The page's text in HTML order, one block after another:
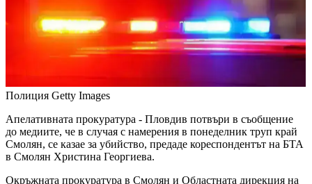
Полиция Getty Images
Апелативната прокуратура - Пловдив потвъри в съобщение
до медиите, че в случая с намерения в понеделник труп край
Смолян, се казае за убийство, предаде кореспондентът на БТА
в Смолян Христина Георгиева.
Окръжната прокуратура в Смолян и Областната дирекция на